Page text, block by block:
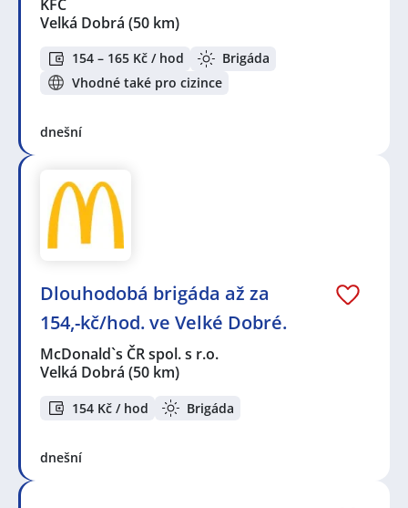
KFC
Velká Dobrá (50 km)
154 – 165 Kč / hod
Brigáda
Vhodné také pro cizince
dnešní
Dlouhodobá brigáda až za
154,-kč/hod. ve Velké Dobré.
McDonald`s ČR spol. s r.o.
Velká Dobrá (50 km)
154 Kč / hod Brigáda
dnešní